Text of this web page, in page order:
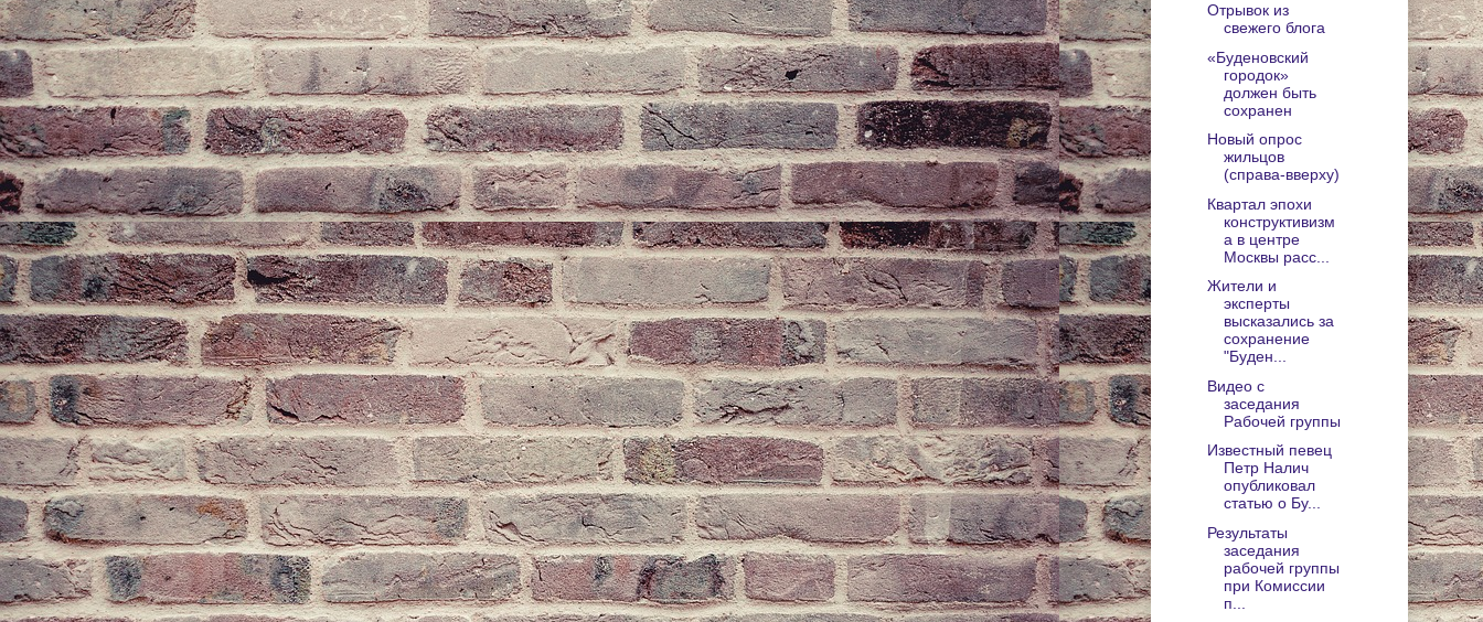
Отрывок из
свежего блога
«Буденовский
городок»
должен быть
сохранен
Новый опрос
жильцов
(справа-вверху)
Квартал эпохи
конструктивизм
а в центре
Москвы расс...
Жители и
эксперты
высказались за
сохранение
"Буден...
Видео с
заседания
Рабочей группы
Известный певец
Петр Налич
опубликовал
статью о Бу...
Результаты
заседания
рабочей группы
при Комиссии
п...